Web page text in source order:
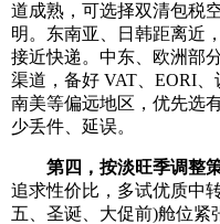
道成熟，可选择双清包税
明。东南亚、日韩距离近
接近快递。中东、欧洲部
渠道，备好 VAT、EORI、
南美等偏远地区，优先选
少丢件、延误。
第四，按淡旺季调整策
追求性价比，多试优质中
五、圣诞、大促前)舱位紧